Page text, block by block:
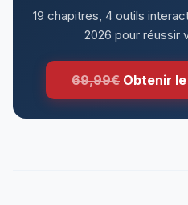
19 chapitres, 4 outils
2026 pour réussir
69,99€ Obtenir